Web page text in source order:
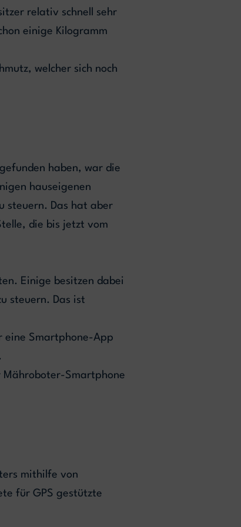
relativ schnell sehr
einige Kilogramm
welcher sich noch
haben, war die
hauseigenen
steuern. Das hat aber
die bis jetzt vom
Einige besitzen dabei
steuern. Das ist
eine Smartphone-App
Mähroboter-Smartphone
mithilfe von
für GPS gestützte